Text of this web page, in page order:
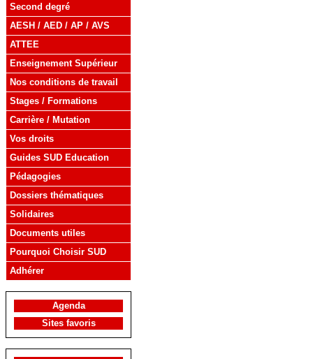
Second degré
AESH / AED / AP / AVS
ATTEE
Enseignement Supérieur
Nos conditions de travail
Stages / Formations
Carrière / Mutation
Vos droits
Guides SUD Education
Pédagogies
Dossiers thématiques
Solidaires
Documents utiles
Pourquoi Choisir SUD
Adhérer
Agenda
Sites favoris